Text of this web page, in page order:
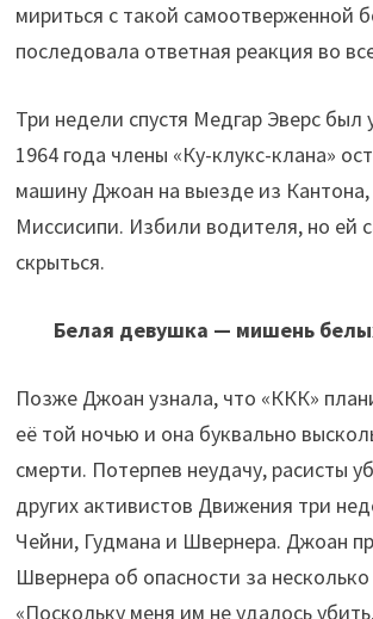
мириться с такой самоотверженной
последовала ответная реакция во
Три недели спустя Медгар Эверс был
1964 года члены «Ку-клукс-клана»
машину Джоан на выезде из
Миссисипи. Избили водителя, но ей
скрыться.
Белая девушка — мишень
Позже Джоан узнала, что «ККК»
её той ночью и она буквально
смерти. Потерпев неудачу, расисты
других активистов Движения три
Чейни, Гудмана и Швернера. Джоан
Швернера об опасности за
«Поскольку меня им не удалось